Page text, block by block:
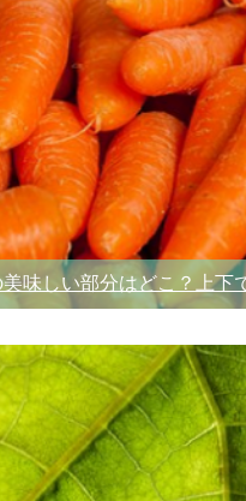
味しい部分はどこ？上下